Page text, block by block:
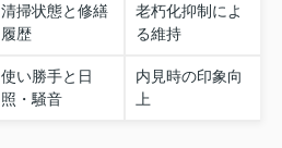
清掃状態と修繕
履歴
老朽化抑制によ
る維持
使い勝手と日
照・騒音
内見時の印象向
上